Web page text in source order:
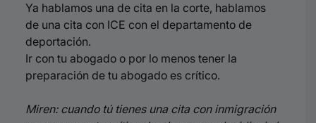
Ya hablamos una de cita en la corte, hablamos
de una cita con ICE con el departamento de
deportación.
Ir con tu abogado o por lo menos tener la
preparación de tu abogado es crítico.
Miren: cuando tú tienes una cita con inmigración